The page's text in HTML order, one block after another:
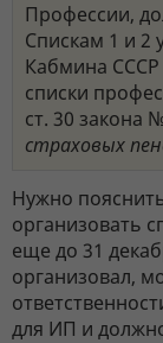
Профессии,
Спискам 1 и 2
Кабмина СССР
списки
ст. 30 закона
страховых
Нужно
организовать
еще до 31
организовал,
для ИП и